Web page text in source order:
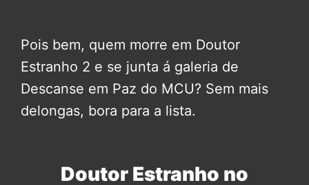
Pois bem, quem morre em Doutor
Estranho 2 e se junta á galeria de
Descanse em Paz do MCU? Sem mais
delongas, bora para a lista.
Doutor Estranho no